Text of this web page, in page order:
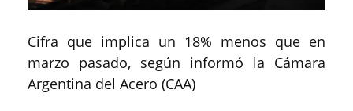
Cifra que implica un 18% menos que en
marzo pasado, según informó la Cámara
Argentina del Acero (CAA)